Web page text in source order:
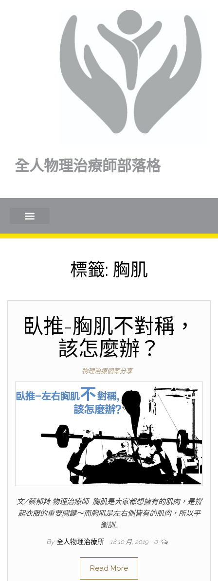
全人物理治療師部落格
標籤: 胸肌
臥推-胸肌不對稱，
該怎麼辦？
物理治療個案分享
文/蔡郁羚 物理治療師 胸肌是大家都想擁有的肌肉，是撐
起衣服的重要關鍵～而胸肌是左右側皆有的肌肉，所以平
衡訓…
By 全人物理治療所 18 10 月, 2019 0
Read More